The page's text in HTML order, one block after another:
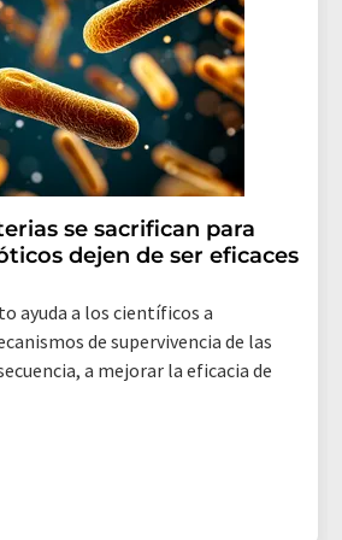
electrónico a
en cada correo
enlace para anular la
correspondiente.
se sacrifican para
dejen de ser eficaces
ayuda a los científicos a
de supervivencia de las
a mejorar la eficacia de